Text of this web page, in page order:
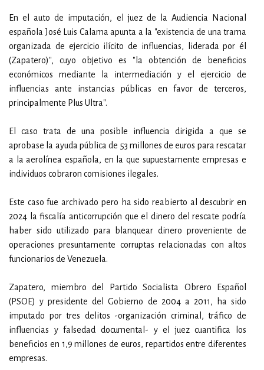
En el auto de imputación, el juez de la Audiencia Nacional
española José Luis Calama apunta a la "existencia de una trama
organizada de ejercicio ilícito de influencias, liderada por él
(Zapatero)", cuyo objetivo es "la obtención de beneficios
económicos mediante la intermediación y el ejercicio de
influencias ante instancias públicas en favor de terceros,
principalmente Plus Ultra".
El caso trata de una posible influencia dirigida a que se
aprobase la ayuda pública de 53 millones de euros para rescatar
a la aerolínea española, en la que supuestamente empresas e
individuos cobraron comisiones ilegales.
Este caso fue archivado pero ha sido reabierto al descubrir en
2024 la fiscalía anticorrupción que el dinero del rescate podría
haber sido utilizado para blanquear dinero proveniente de
operaciones presuntamente corruptas relacionadas con altos
funcionarios de Venezuela.
Zapatero, miembro del Partido Socialista Obrero Español
(PSOE) y presidente del Gobierno de 2004 a 2011, ha sido
imputado por tres delitos -organización criminal, tráfico de
influencias y falsedad documental- y el juez cuantifica los
beneficios en 1,9 millones de euros, repartidos entre diferentes
empresas.